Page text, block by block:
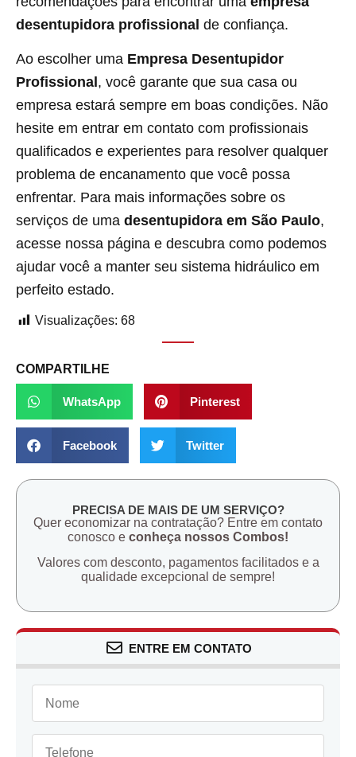
desentupidora profissional de confiança.
Ao escolher uma Empresa Desentupidor
Profissional , você garante que sua casa ou
empresa estará sempre em boas condições. Não
hesite em entrar em contato com profissionais
qualificados e experientes para resolver qualquer
problema de encanamento que você possa
enfrentar. Para mais informações sobre os
serviços de uma desentupidora em São Paulo,
acesse nossa página e descubra como podemos
ajudar você a manter seu sistema hidráulico em
perfeito estado.
Visualizações: 68
COMPARTILHE
WhatsApp Pinterest
Facebook Twitter
PRECISA DE MAIS DE UM SERVIÇO?
Quer economizar na contratação? Entre em contato
conosco e conheça nossos Combos!
Valores com desconto, pagamentos facilitados e a
qualidade excepcional de sempre!
ENTRE EM CONTATO